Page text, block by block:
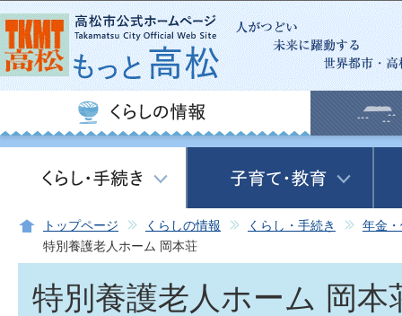
この
トップページ くらしの情報 くらし・手続き
年金
特別養護老人ホーム 岡本荘
特別養護老人ホーム 岡本